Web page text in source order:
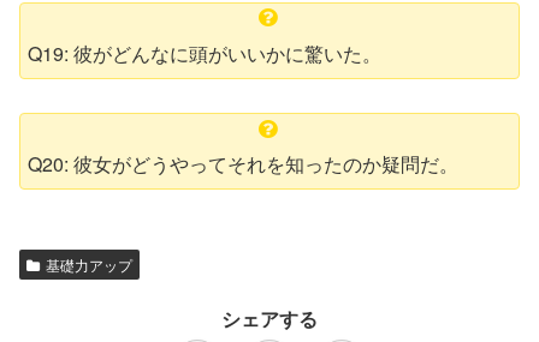
Q19: 彼がどんなに頭がいいかに驚いた。
Q20: 彼女がどうやってそれを知ったのか疑問だ。
基礎力アップ
シェアする